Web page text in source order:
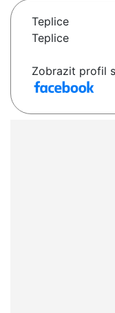
Teplice
Teplice
Zobrazit profil